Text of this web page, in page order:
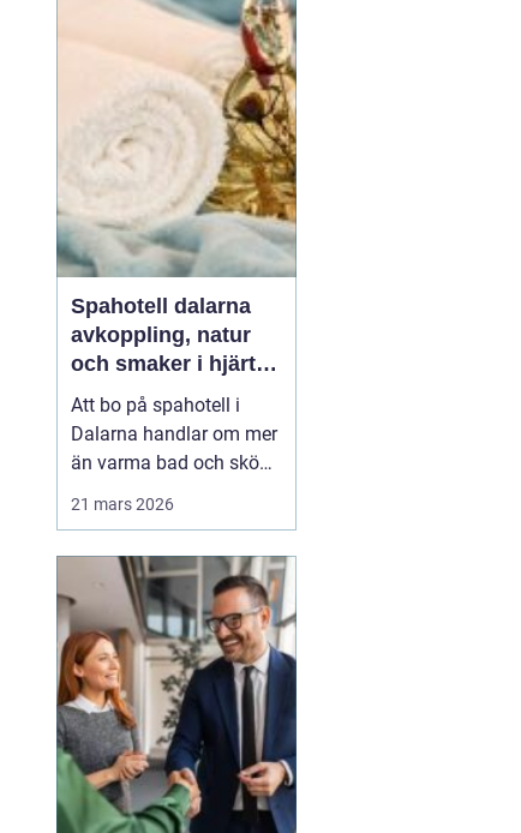
fungera samtidigt som
ekonomin behöver vara i
ordning. För många
företagare blir
redovisningen en källa
till stress, trots att den i...
Spahotell dalarna
avkoppling, natur
och smaker i hjärtat
av landskapet
Att bo på spahotell i
Dalarna handlar om mer
än varma bad och sköna
dalagårdar med historia
och vällagad mat skapar
en helhetsupplevelse
som många söker när
vardagen snurrar för
fort. Den som res...
21 mars 2026